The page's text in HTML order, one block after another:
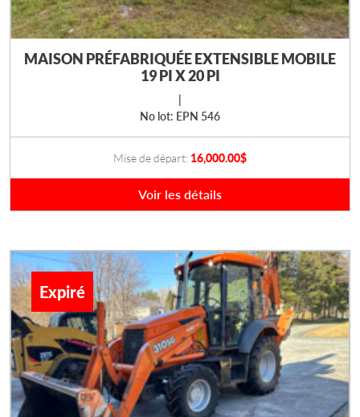
MAISON PRÉFABRIQUÉE EXTENSIBLE MOBILE
19 PI X 20 PI
|
No lot: EPN 546
Mise de départ: 16,000.00$
Voir les détails
Expiré